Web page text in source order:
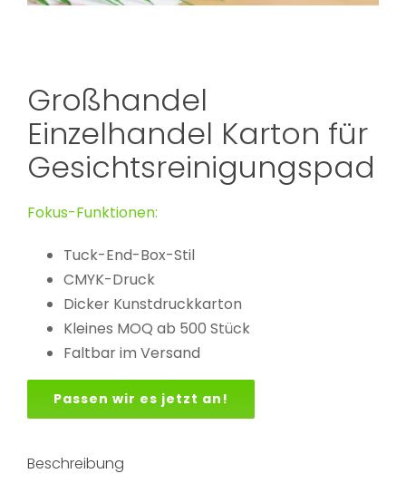
Großhandel
Einzelhandel Karton für
Gesichtsreinigungspad
Fokus-Funktionen:
Tuck-End-Box-Stil
CMYK-Druck
Dicker Kunstdruckkarton
Kleines MOQ ab 500 Stück
Faltbar im Versand
Passen wir es jetzt an!
Beschreibung